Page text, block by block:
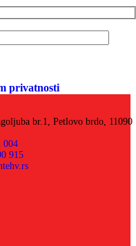
privatnosti
br.1, Petlovo brdo, 11090
004
915